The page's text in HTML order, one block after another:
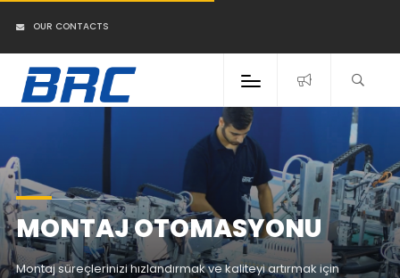
OUR CONTACTS
MONTAJ OTOMASYONU
Montaj süreçlerinizi hızlandırmak ve kaliteyi artırmak için